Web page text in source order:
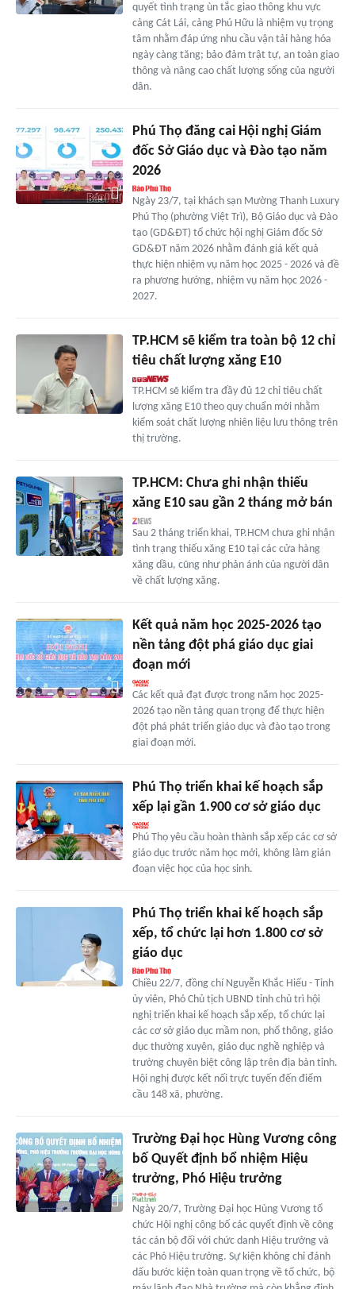
quyết tình trạng ùn tắc giao thông khu vực
cảng Cát Lái, cảng Phú Hữu là nhiệm vụ trọng
tâm nhằm đáp ứng nhu cầu vận tải hàng hóa
ngày càng tăng; bảo đảm trật tự, an toàn giao
thông và nâng cao chất lượng sống của người
dân.
Phú Thọ đăng cai Hội nghị Giám
đốc Sở Giáo dục và Đào tạo năm
2026
Ngày 23/7, tại khách sạn Mường Thanh Luxury
Phú Thọ (phường Việt Trì), Bộ Giáo dục và Đào
tạo (GD&ĐT) tổ chức hội nghị Giám đốc Sở
GD&ĐT năm 2026 nhằm đánh giá kết quả
thực hiện nhiệm vụ năm học 2025 - 2026 và đề
ra phương hướng, nhiệm vụ năm học 2026 -
2027.
TP.HCM sẽ kiểm tra toàn bộ 12 chỉ
tiêu chất lượng xăng E10
TP.HCM sẽ kiểm tra đầy đủ 12 chỉ tiêu chất
lượng xăng E10 theo quy chuẩn mới nhằm
kiểm soát chất lượng nhiên liệu lưu thông trên
thị trường.
TP.HCM: Chưa ghi nhận thiếu
xăng E10 sau gần 2 tháng mở bán
Sau 2 tháng triển khai, TP.HCM chưa ghi nhận
tình trạng thiếu xăng E10 tại các cửa hàng
xăng dầu, cũng như phản ánh của người dân
về chất lượng xăng.
Kết quả năm học 2025-2026 tạo
nền tảng đột phá giáo dục giai
đoạn mới
Các kết quả đạt được trong năm học 2025-
2026 tạo nền tảng quan trọng để thực hiện
đột phá phát triển giáo dục và đào tạo trong
giai đoạn mới.
Phú Thọ triển khai kế hoạch sắp
xếp lại gần 1.900 cơ sở giáo dục
Phú Thọ yêu cầu hoàn thành sắp xếp các cơ sở
giáo dục trước năm học mới, không làm gián
đoạn việc học của học sinh.
Phú Thọ triển khai kế hoạch sắp
xếp, tổ chức lại hơn 1.800 cơ sở
giáo dục
Chiều 22/7, đồng chí Nguyễn Khắc Hiếu - Tỉnh
ủy viên, Phó Chủ tịch UBND tỉnh chủ trì hội
nghị triển khai kế hoạch sắp xếp, tổ chức lại
các cơ sở giáo dục mầm non, phổ thông, giáo
dục thường xuyên, giáo dục nghề nghiệp và
trường chuyên biệt công lập trên địa bàn tỉnh.
Hội nghị được kết nối trực tuyến đến điểm
cầu 148 xã, phường.
Trường Đại học Hùng Vương công
bố Quyết định bổ nhiệm Hiệu
trưởng, Phó Hiệu trưởng
Ngày 20/7, Trường Đại học Hùng Vương tổ
chức Hội nghị công bố các quyết định về công
tác cán bộ đối với chức danh Hiệu trưởng và
các Phó Hiệu trưởng. Sự kiện không chỉ đánh
dấu bước kiện toàn quan trọng về tổ chức, bộ